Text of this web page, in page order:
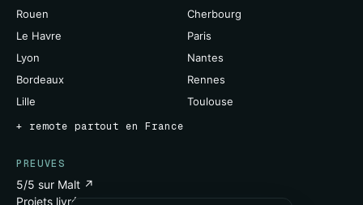
Rouen
Cherbourg
Le Havre
Paris
Lyon
Nantes
Bordeaux
Rennes
Lille
Toulouse
+ remote partout en France
PREUVES
5/5 sur Malt ↗
Projets livrés